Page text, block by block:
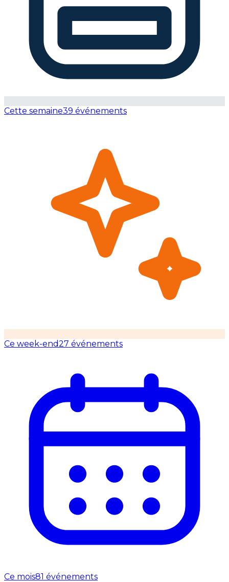
Cette semaine39 événements
Ce week-end27 événements
Ce mois81 événements